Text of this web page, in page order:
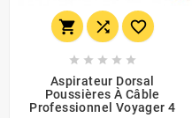
  
    
Aspirateur Dorsal
Poussières À Câble
Professionnel Voyager 4